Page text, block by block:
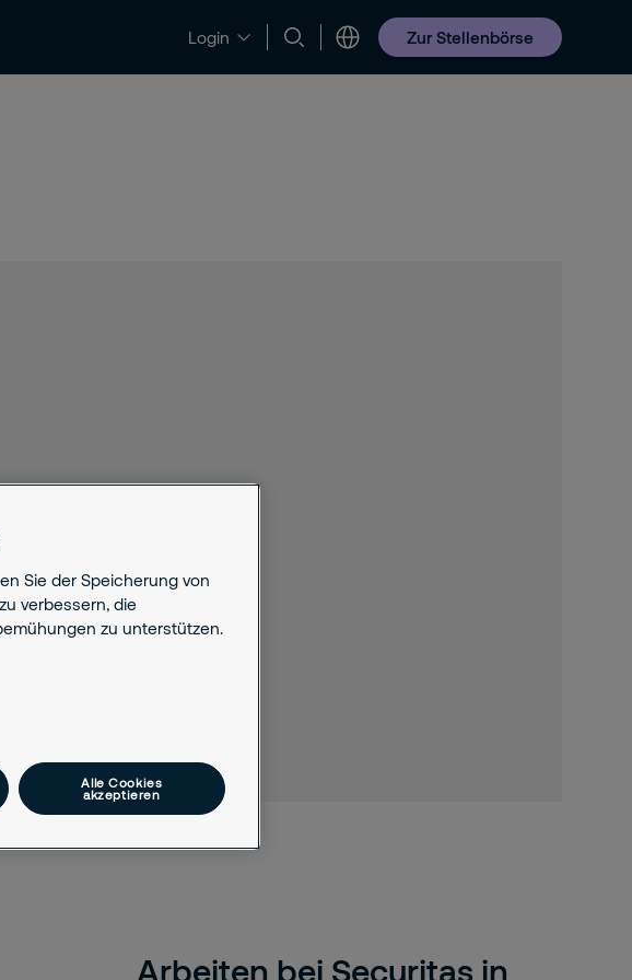
Login Zur Stellenbörse
Support Jobs & Karriere
Arbeiten bei Securitas in
Sie der Speicherung von
verbessern, die
zu unterstützen.
Alle Cookies
akzeptieren